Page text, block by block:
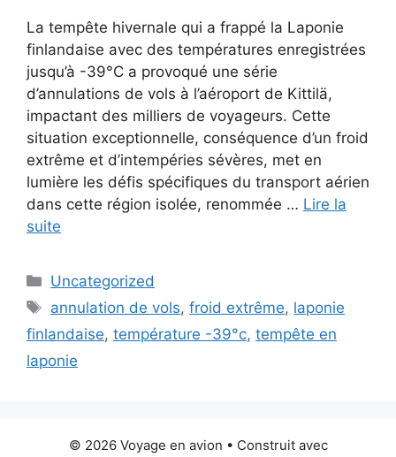
La tempête hivernale qui a frappé la Laponie
finlandaise avec des températures enregistrées
jusqu’à -39°C a provoqué une série
d’annulations de vols à l’aéroport de Kittilä,
impactant des milliers de voyageurs. Cette
situation exceptionnelle, conséquence d’un froid
extrême et d’intempéries sévères, met en
lumière les défis spécifiques du transport aérien
dans cette région isolée, renommée … Lire la
suite
Catégories
Uncategorized
Étiquettes
annulation de vols,froid extrême, laponie
finlandaise, température -39°c, tempête en
laponie
© 2026 Voyage en avion • Construit avec